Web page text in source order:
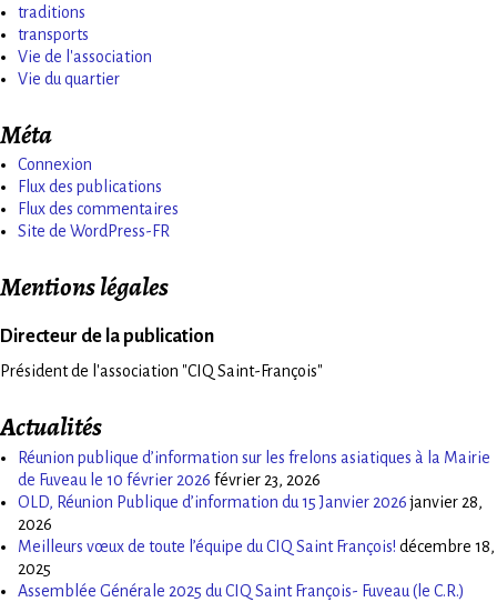
traditions
transports
Vie de l'association
Vie du quartier
Méta
Connexion
Flux des publications
Flux des commentaires
Site de WordPress-FR
Mentions légales
Directeur de la publication
Président de l'association "CIQ Saint-François"
Actualités
Réunion publique d’information sur les frelons asiatiques à la Mairie
de Fuveau le 10 février 2026 février 23, 2026
OLD, Réunion Publique d’information du 15 Janvier 2026 janvier 28,
2026
Meilleurs vœux de toute l’équipe du CIQ Saint François! décembre 18,
2025
Assemblée Générale 2025 du CIQ Saint François- Fuveau (le C.R.)